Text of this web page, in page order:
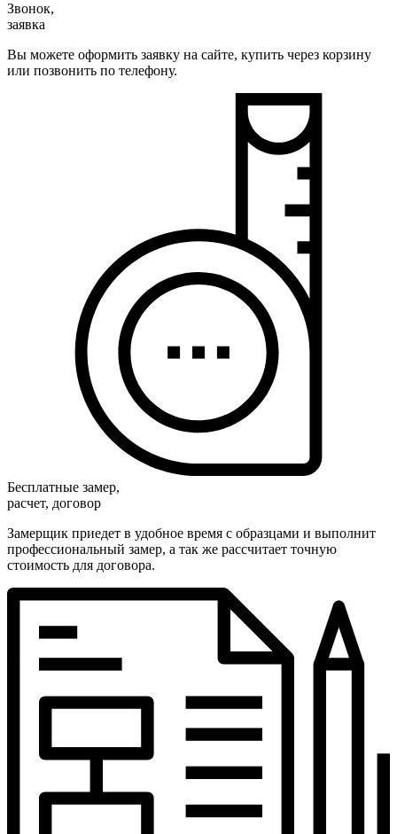
Звонок,
заявка
Вы можете оформить заявку на сайте, купить через корзину
или позвонить по телефону.
Бесплатные замер,
расчет, договор
Замерщик приедет в удобное время с образцами и выполнит
профессиональный замер, а так же рассчитает точную
стоимость для договора.